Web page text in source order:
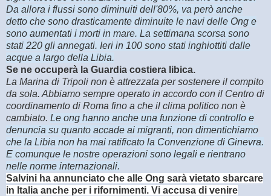
Da allora i flussi sono diminuiti dell'80%, va però anche
detto che sono drasticamente diminuite le navi delle Ong e
sono aumentati i morti in mare. La settimana scorsa sono
stati 220 gli annegati. Ieri in 100 sono stati inghiottiti dalle
acque a largo della Libia.
Se ne occuperà la Guardia costiera libica.
La Marina di Tripoli non è attrezzata per sostenere il compito
da sola. Abbiamo sempre operato in accordo con il Centro di
coordinamento di Roma fino a che il clima politico non è
cambiato. Le ong hanno anche una funzione di controllo e
denuncia su quanto accade ai migranti, non dimentichiamo
che la Libia non ha mai ratificato la Convenzione di Ginevra.
E comunque le nostre operazioni sono legali e rientrano
nelle norme internazionali.
Salvini ha annunciato che alle Ong sarà vietato sbarcare
in Italia anche per i rifornimenti. Vi accusa di venire